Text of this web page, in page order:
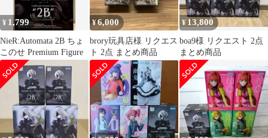
¥ 1,799
NieR:Automata 2B ちょ
このせ Premium Figure
¥6,000
brory玩具店様 リクエス
ト 2点 まとめ商品
¥ 13,800
boa9様 リクエスト 2点
まとめ商品